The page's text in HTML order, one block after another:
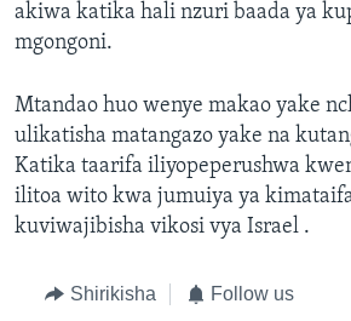
akiwa katika hali nzuri baada ya
mgongoni.
Mtandao huo wenye makao yake
ulikatisha matangazo yake na
Katika taarifa iliyopeperushwa
ilitoa wito kwa jumuiya ya
kuviwajibisha vikosi vya Israel .
Shirikisha Follow us